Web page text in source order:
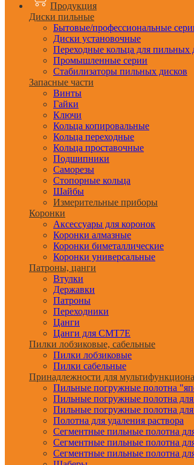
Продукция
Диски пильные
Бытовые/профессиональные
Диски установочные
Переходные кольца для пильных
Промышленные серии
Стабилизаторы пильных дисков
Запасные части
Винты
Гайки
Ключи
Кольца копировальные
Кольца переходные
Кольца проставочные
Подшипники
Саморезы
Стопорные кольца
Шайбы
Измерительные приборы
Коронки
Аксессуары для коронок
Коронки алмазные
Коронки биметаллические
Коронки универсальные
Патроны, цанги
Втулки
Державки
Патроны
Переходники
Цанги
Цанги для CMT7E
Пилки лобзиковые, сабельные
Пилки лобзиковые
Пилки сабельные
Принадлежности для
Пильные погружные полотна
Пильные погружные полотна
Пильные погружные полотна
Полотна для удаления раствора
Сегментные пильные полотна
Сегментные пильные полотна
Сегментные пильные полотна